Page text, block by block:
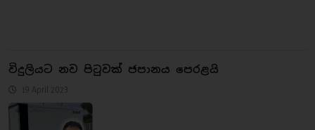
විදුලියට නව පිටුවක් ජපානය පෙරළයි
19 April 2023